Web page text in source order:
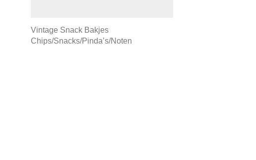
Vintage Snack Bakjes
Chips/Snacks/Pinda’s/Noten